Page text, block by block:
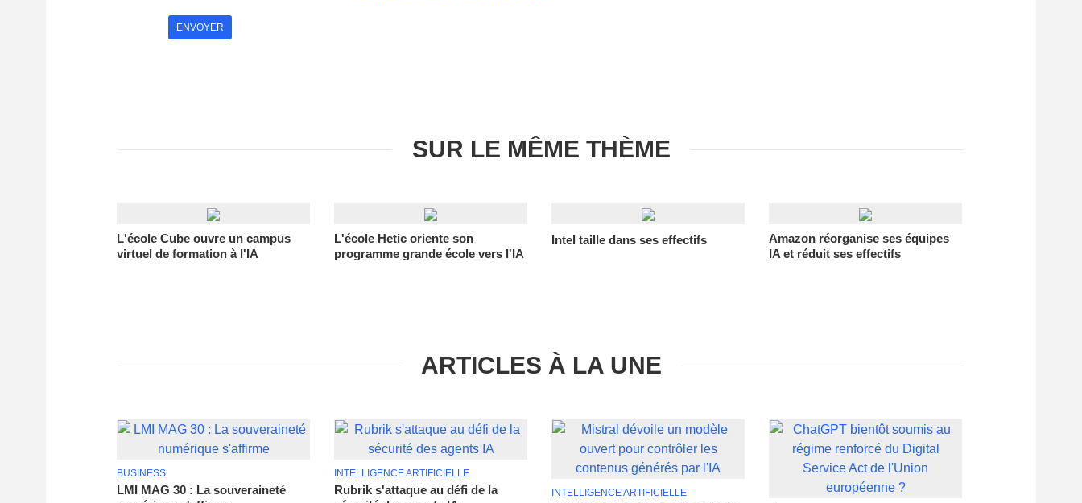
SUR LE MÊME THÈME
L'école Cube ouvre un campus
virtuel de formation à l'IA
L'école Hetic oriente son
programme grande école vers l'IA
Intel taille dans ses effectifs
Amazon réorganise ses équipes
IA et réduit ses effectifs
ARTICLES À LA UNE
BUSINESS
LMI MAG 30 : La souveraineté
INTELLIGENCE ARTIFICIELLE
Rubrik s'attaque au défi de la
INTELLIGENCE ARTIFICIELLE